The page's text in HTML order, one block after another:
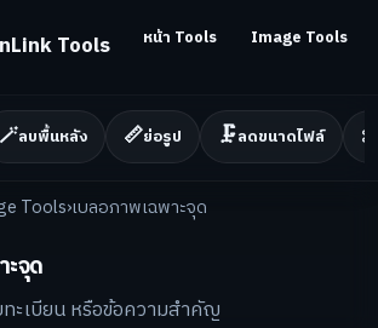
Tools หน้า Tools Image Tools
🪄ลบพื้นหลัง 📏ย่อรูป 🗜️ลดขนาดไฟล์
Tools›เบลอภาพเฉพาะจุด
จุด
ะเบียน หรือข้อความสำคัญ